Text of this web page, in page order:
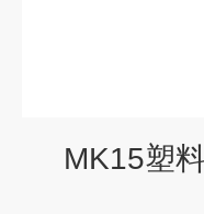
MK15塑